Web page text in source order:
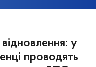
у
проводять